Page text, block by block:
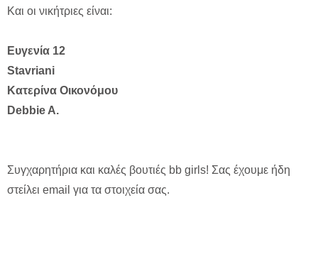
Και οι νικήτριες είναι:
Ευγενία 12
Stavriani
Κατερίνα Οικονόμου
Debbie A.
Συγχαρητήρια και καλές βουτιές bb girls! Σας έχουμε ήδη
στείλει email για τα στοιχεία σας.